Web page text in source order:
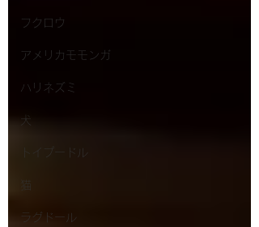
フクロウ
アメリカモモンガ
ハリネズミ
犬
トイプードル
猫
ラグドール